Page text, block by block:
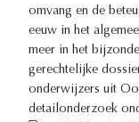
omvang en de
eeuw in het
meer in het
gerechtelijke
onderwijzers uit
detailonderzoek